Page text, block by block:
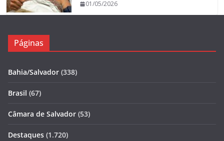
01/05/2026
Páginas
Bahia/Salvador (338)
Brasil (67)
Câmara de Salvador (53)
Destaques (1.720)